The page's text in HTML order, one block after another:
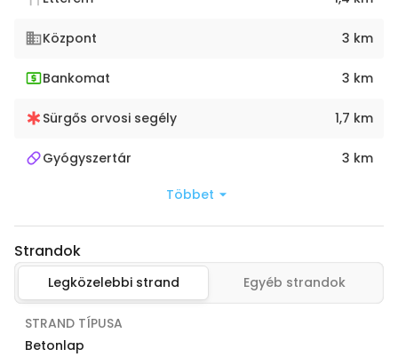
Központ 3 km
Bankomat 3 km
Sürgős orvosi segély 1,7 km
Gyógyszertár 3 km
Többet
Strandok
Legközelebbi strand Egyéb strandok
STRAND TÍPUSA
Betonlap